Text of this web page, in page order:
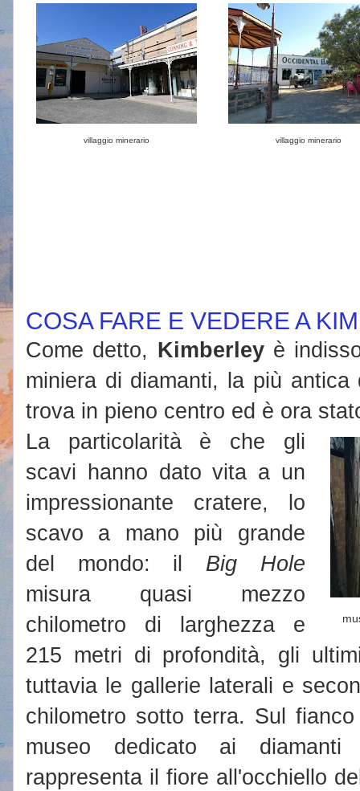
villaggio minerario villaggio minerario
COSA FARE E VEDERE A
Come detto, Kimberleyè
miniera di diamanti, la più
trova in pieno centro ed è ora
La particolarità è che gli
scavi hanno dato vita a un
impressionante cratere, lo
scavo a mano più grande
del mondo: il Big Hole
misura quasi mezzo
chilometro di larghezza e
215 metri di profondità, gli
tuttavia le gallerie laterali e
chilometro sotto terra. Sul
museo dedicato ai
rappresenta il fiore all'occhiello